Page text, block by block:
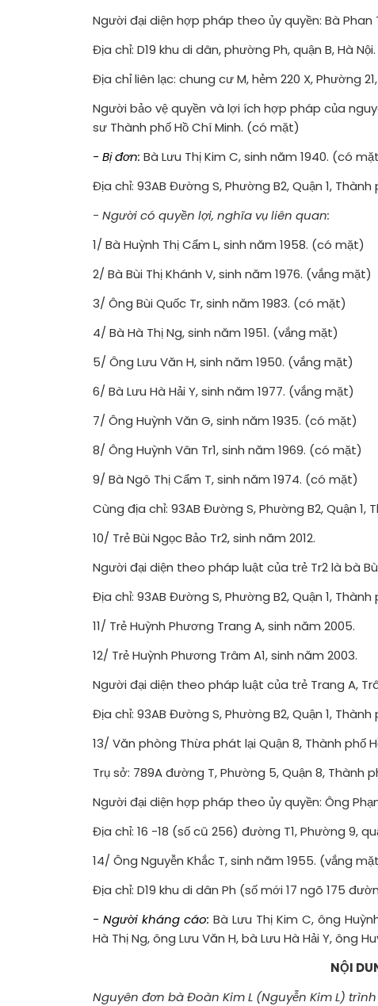
Người đại diện hợp pháp theo ủy quyền: Bà Phan
Địa chỉ: D19 khu di dân, phường Ph, quận B, Hà Nội.
Địa chỉ liên lạc: chung cư M, hẻm 220 X, Phường
Người bảo vệ quyền và lợi ích hợp pháp của
sư Thành phố Hồ Chí Minh. (có mặt)
- Bị đơn: Bà Lưu Thị Kim C, sinh năm 1940. (có
Địa chỉ: 93AB Đường S, Phường B2, Quận 1, Thành
- Người có quyền lợi, nghĩa vụ liên quan:
1/ Bà Huỳnh Thị Cẩm L, sinh năm 1958. (có mặt)
2/ Bà Bùi Thị Khánh V, sinh năm 1976. (vắng mặt)
3/ Ông Bùi Quốc Tr, sinh năm 1983. (có mặt)
4/ Bà Hà Thị Ng, sinh năm 1951. (vắng mặt)
5/ Ông Lưu Văn H, sinh năm 1950. (vắng mặt)
6/ Bà Lưu Hà Hải Y, sinh năm 1977. (vắng mặt)
7/ Ông Huỳnh Văn G, sinh năm 1935. (có mặt)
8/ Ông Huỳnh Vân Tr1, sinh năm 1969. (có mặt)
9/ Bà Ngô Thị Cẩm T, sinh năm 1974. (có mặt)
Cùng địa chỉ: 93AB Đường S, Phường B2, Quận 1,
10/ Trẻ Bùi Ngọc Bảo Tr2, sinh năm 2012.
Người đại diện theo pháp luật của trẻ Tr2 là bà
Địa chỉ: 93AB Đường S, Phường B2, Quận 1, Thành
11/ Trẻ Huỳnh Phương Trang A, sinh năm 2005.
12/ Trẻ Huỳnh Phương Trâm A1, sinh năm 2003.
Người đại diện theo pháp luật của trẻ Trang A,
Địa chỉ: 93AB Đường S, Phường B2, Quận 1, Thành
13/ Văn phòng Thừa phát lại Quận 8, Thành phố
Trụ sở: 789A đường T, Phường 5, Quận 8, Thành
Người đại diện hợp pháp theo ủy quyền: Ông
Địa chỉ: 16 -18 (số cũ 256) đường T1, Phường 9,
14/ Ông Nguyễn Khắc T, sinh năm 1955. (vắng
Địa chỉ: D19 khu di dân Ph (số mới 17 ngõ 175
- Người kháng cáo:Bà Lưu Thị Kim C, ông
Hà Thị Ng, ông Lưu Văn H, bà Lưu Hà Hải Y, ông
NỘI
Nguyên đơn bà Đoàn Kim L (Nguyễn Kim L)